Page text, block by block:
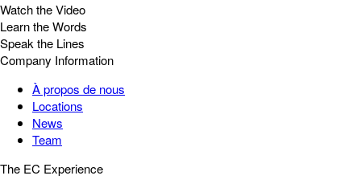
Watch the Video
Learn the Words
Speak the Lines
Company Information
À propos de nous
Locations
News
Team
The EC Experience